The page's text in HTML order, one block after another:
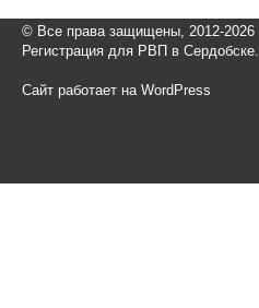
© Все права защищены, 2012-2026
Регистрация для РВП в Сердобске.
Сайт работает на WordPress